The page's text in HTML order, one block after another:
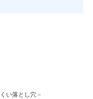
い落とし穴－